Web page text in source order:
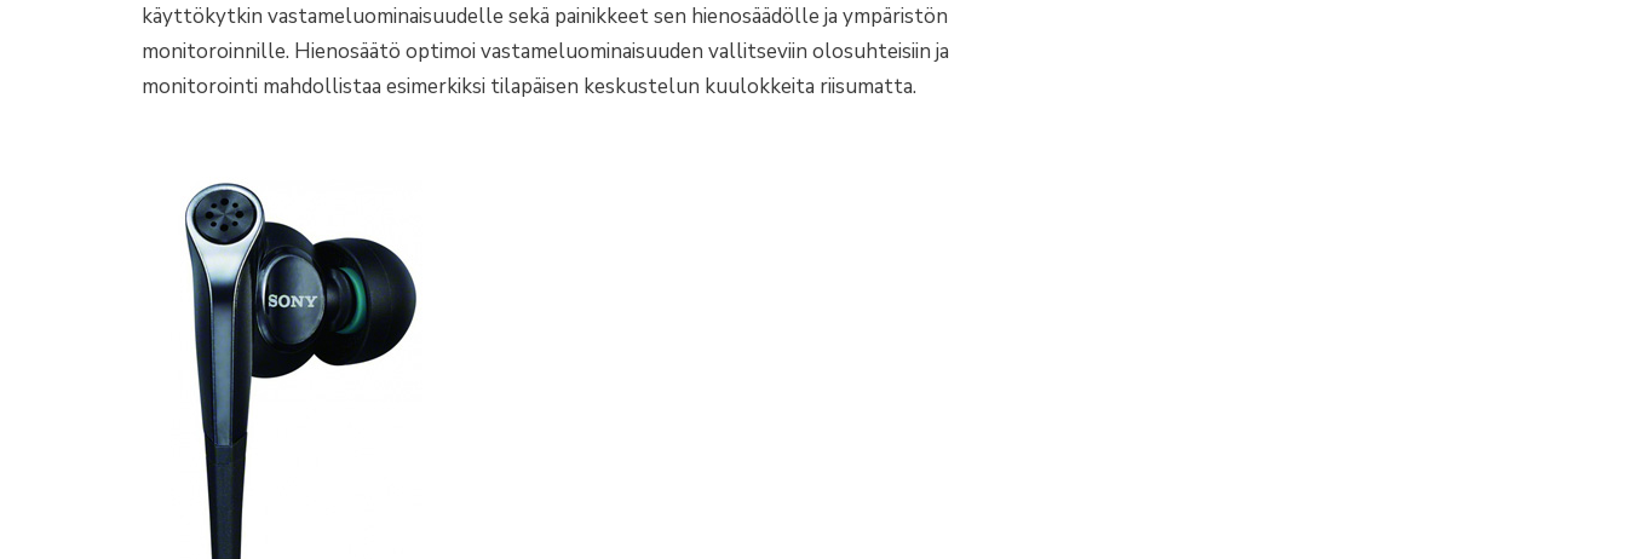
käyttökytkin vastameluominaisuudelle sekä painikkeet sen hienosäädölle ja ympäristön
monitoroinnille. Hienosäätö optimoi vastameluominaisuuden vallitseviin olosuhteisiin ja
monitorointi mahdollistaa esimerkiksi tilapäisen keskustelun kuulokkeita riisumatta.